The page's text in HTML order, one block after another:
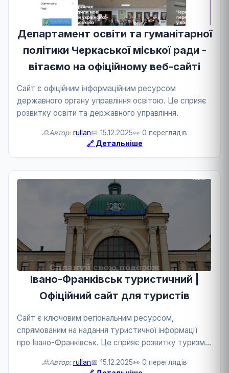
Департамент освіти та гуманітарної
політики Черкаської міської ради -
вітаємо на офіційному веб-сайті
Сайт є офіційним інформаційним ресурсом
державного органу управління освітою. Це сприяє
розвитку освіти та державного управління.
🙎Автор: rullan📅 15.12.2025👀 0 переглядів
🔗 Детальніше
Івано-Франківськ туристичний |
Офіційний сайт для туристів
Сайт є ключовим регіональним ресурсом,
спрямованим на надання туристичної інформації
про Івано-Франківськ. Це сприяє розвитку туризму
🙎Автор: rullan📅 15.12.2025👀 0 переглядів